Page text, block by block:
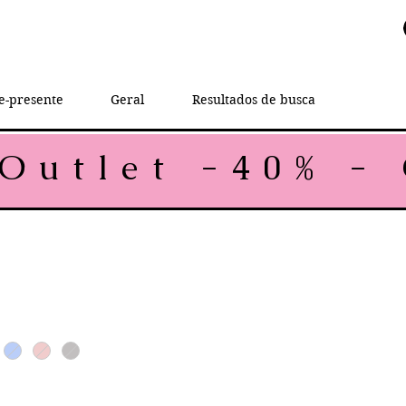
presente Geral Resultados de busca
Price